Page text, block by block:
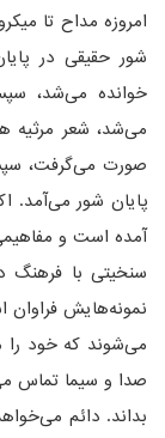
امروزه مداح تا
شور حقیقی در
خوانده می‌شد،
می‌شد، شعر مرثیه
صورت می‌گرفت،
پایان شور می‌آمد.
آمده است و
سنخیتی با فرهنگ
نمونه‌هایش فراوان
می‌شوند که خود را
صدا و سیما تماس
بداند. دائم